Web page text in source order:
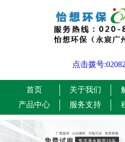
点击拨号
首页 关于我们
产品中心
服务支持